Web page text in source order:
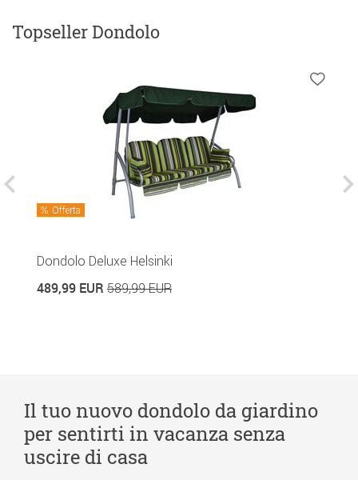
Topseller Dondolo
Offerta
Dondolo Deluxe Helsinki
489,99 EUR 589,99 EUR
Il tuo nuovo dondolo da giardino
per sentirti in vacanza senza
uscire di casa